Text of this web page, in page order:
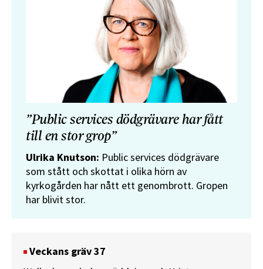
”Public services dödgrävare har fått
till en stor grop”
Ulrika Knutson: Public services dödgrävare
som stått och skottat i olika hörn av
kyrkogården har nått ett genombrott. Gropen
har blivit stor.
Veckans gräv 37